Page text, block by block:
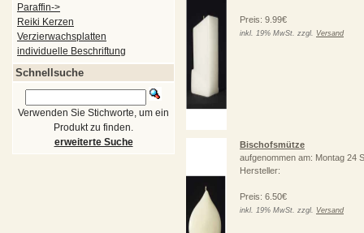
Preis: 9.99€
inkl. 19% MwSt. zzgl. Versand
Bischofsmütze
aufgenommen am: Montag 24
Hersteller:
Preis: 6.50€
inkl. 19% MwSt. zzgl. Versand
Paraffin->
Reiki Kerzen
Verzierwachsplatten
individuelle Beschriftung
Schnellsuche
Verwenden Sie Stichworte, um ein
Produkt zu finden.
erweiterte Suche